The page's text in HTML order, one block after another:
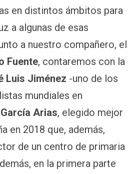
en distintos ámbitos para
a algunas de esas
a nuestro compañero, el
Fuente, contaremos con la
Luis Jiménez -uno de los
mundiales en
Arias, elegido mejor
en 2018 que, además,
de un centro de primaria
en la primera parte